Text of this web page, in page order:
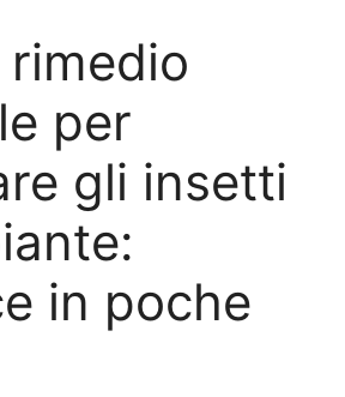
rimedio
per
gli insetti
in poche